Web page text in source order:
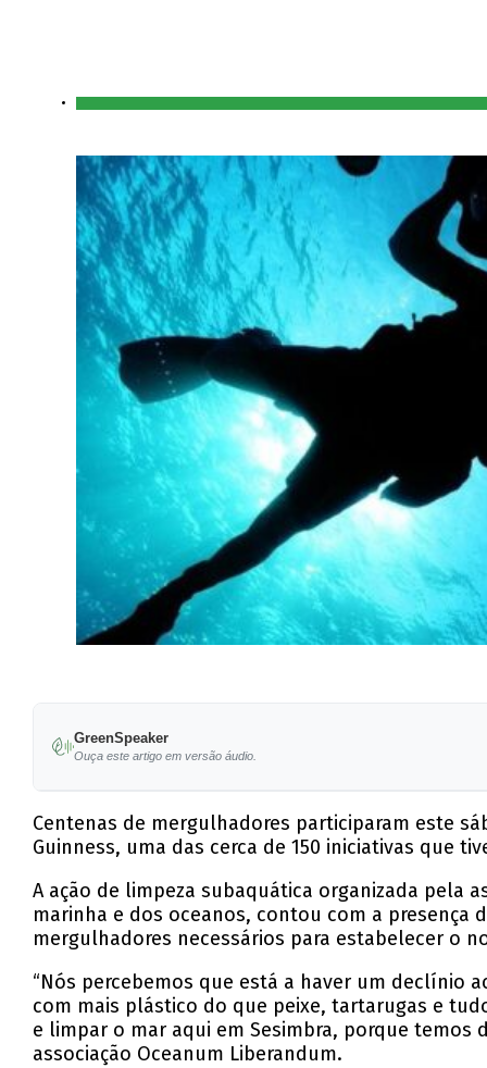
GreenSpeaker
Ouça este artigo em versão áudio.
Centenas de mergulhadores participaram este
Guinness, uma das cerca de 150 iniciativas que
A ação de limpeza subaquática organizada pela
marinha e dos oceanos, contou com a presença
mergulhadores necessários para estabelecer o
“Nós percebemos que está a haver um declínio
com mais plástico do que peixe, tartarugas e
e limpar o mar aqui em Sesimbra, porque temos
associação Oceanum Liberandum.